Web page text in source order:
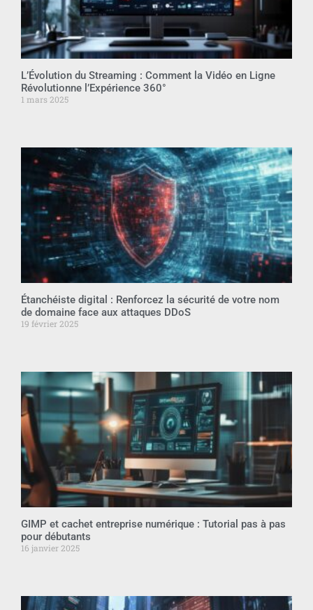
L’Évolution du Streaming : Comment la Vidéo en Ligne
Révolutionne l’Expérience 360°
1 mars 2025
Étanchéiste digital : Renforcez la sécurité de votre nom
de domaine face aux attaques DDoS
19 février 2025
GIMP et cachet entreprise numérique : Tutorial pas à pas
pour débutants
16 janvier 2025